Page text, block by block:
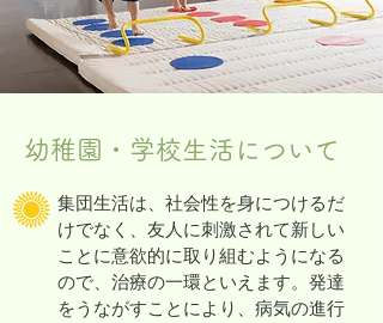
幼稚園・学校生活について
集団生活は、社会性を身につけるだ
けでなく、友人に刺激されて新しい
ことに意欲的に取り組むようになる
ので、治療の一環といえます。発達
をうながすことにより、病気の進行